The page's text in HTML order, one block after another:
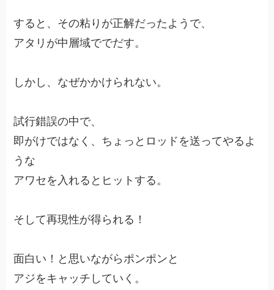
すると、その粘りが正解だったようで、
アタリが中層域ででだす。
しかし、なぜかかけられない。
試行錯誤の中で、
即がけではなく、ちょっとロッドを送ってやるよ
うな
アワセを入れるとヒットする。
そして再現性が得られる！
面白い！と思いながらポンポンと
アジをキャッチしていく。